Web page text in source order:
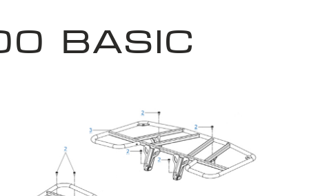
BASIC